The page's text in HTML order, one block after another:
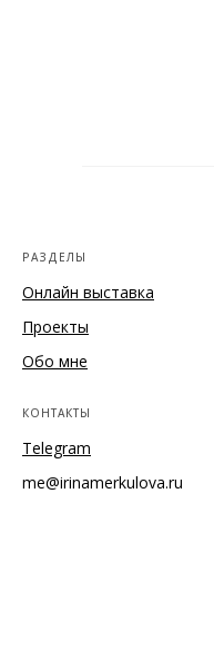
РАЗДЕЛЫ
Онлайн выставка
Проекты
Обо мне
КОНТАКТЫ
Telegram
me@irinamerkulova.ru